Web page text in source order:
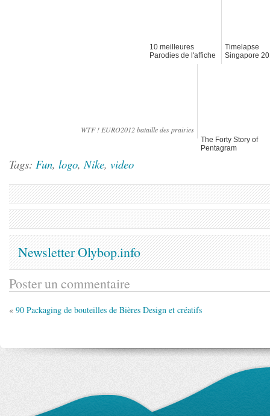
10 meilleures
Parodies de l'affiche
de Sarkozy : La
Timelapse
Singapore
WTF ! EURO2012 bataille des prairies
The Forty Story of
Pentagram
Tags: Fun, logo,Nike, video
Newsletter Olybop.info
Poster un commentaire
« 90 Packaging de bouteilles de Bières Design et créatifs